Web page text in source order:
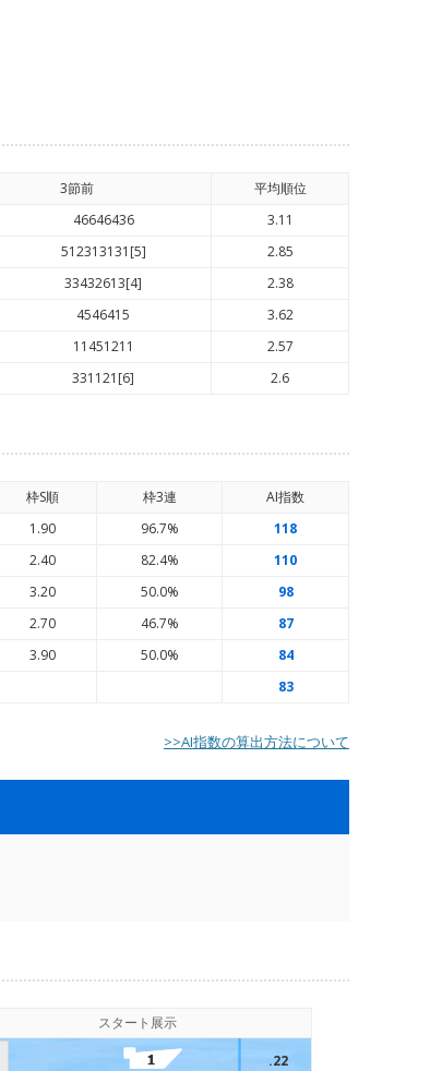
3節前 平均順位
46646436
3.11
512313131[5]
2.85
33432613[4]
2.38
4546415
3.62
11451211
2.57
331121[6] 2.6
枠S順 枠3連 AI指数
1.90 96.7%
118
2.40 82.4%
110
3.20 50.0%
98
2.70 46.7%
87
3.90 50.0%
84
83
>>AI指数の算出方法について
スタート展示
.22